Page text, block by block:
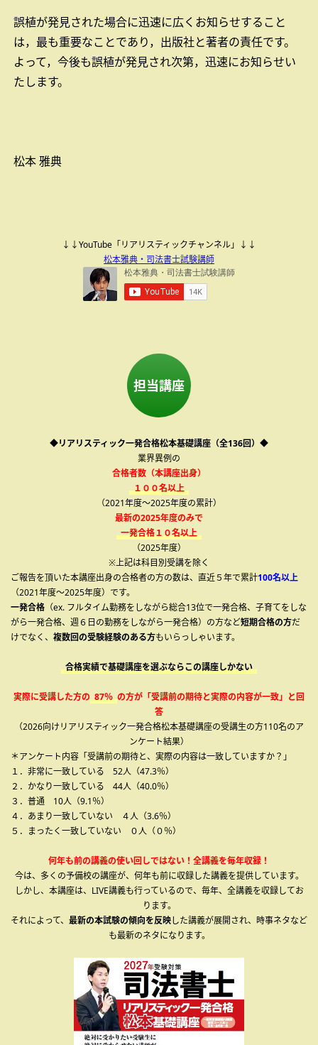
誤植が発見された場合に迅速に広くお知らせすること
は，最も重要なことであり，出版社と著者の責任です。
よって，今後も誤植が発見され次第，迅速にお知らせい
たします。
松本 雅典
↓↓YouTube「リアリスティックチャンネル」↓↓
松本雅典・司法書士試験講師
担当講座
◆リアリスティック一発合格松本基礎講座（全136回）◆
業界異例の
合格者数（本講座出身）
１００名以上
（2021年度～2025年度の累計）
最新の2025年度のみで
一発合格１０名以上
（2025年度）
※上記は科目別受講を除く
ご報告を頂いた本講座出身の合格者の方の数は、直近５年で累計100名以上
（2021年度～2025年度）です。
一発合格 （ex. フルタイム勤務をしながら総合13位で一発合格、子育てをしな
がら一発合格、週６日の勤務をしながら一発合格）の方など短期合格の方だ
けでなく、 複数回の受験経験のある方もいらっしゃいます。
合格実績で基礎講座を選ぶならこの講座しかない
実際に受講した方の 87％ の方が「受講前の期待と実際の内容が一致」と回
答
（2026向けリアリスティック一発合格松本基礎講座の受講生の方110名のア
ンケート結果）
＊アンケート内容「受講前の期待と、実際の内容は一致していますか？」
１．非常に一致している 52人（47.3％）
２．かなり一致している 44人（40.0％）
３．普通 10人（9.1％）
４．あまり一致していない ４人（3.6％）
５．まったく一致していない ０人（０％）
何年も前の講義の使い回しではない！全講義を毎年収録！
今は、多くの予備校の講座が、何年も前に収録した講義を提供しています。
しかし、本講座は、LIVE講義も行っているので、毎年、全講義を収録してお
ります。
それによって、 最新の本試験の傾向を反映した講義が展開され、時事ネタなど
も最新のネタになります。